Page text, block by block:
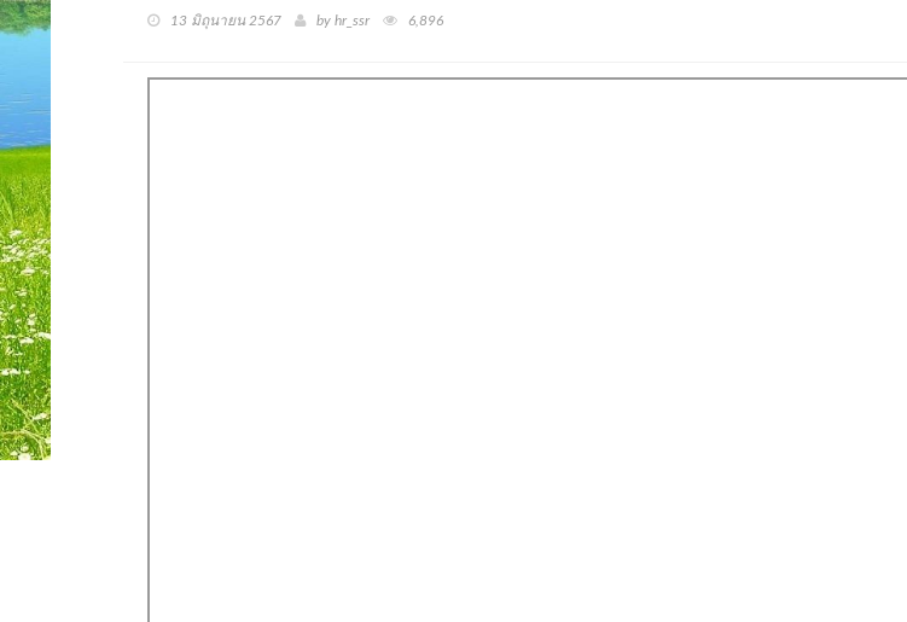
13 มิถุนายน 2567 by hr_ssr 6,896